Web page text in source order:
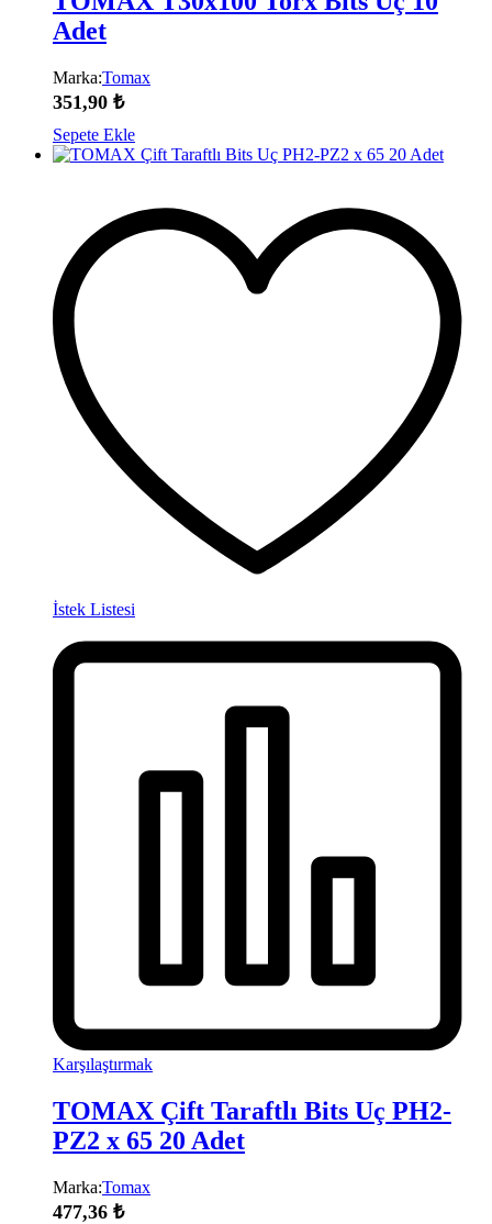
Adet
Marka:Tomax
351,90 ₺
Sepete Ekle
İstek Listesi
Karşılaştırmak
TOMAX Çift Taraftlı Bits Uç PH2-
PZ2 x 65 20 Adet
Marka:Tomax
477,36 ₺